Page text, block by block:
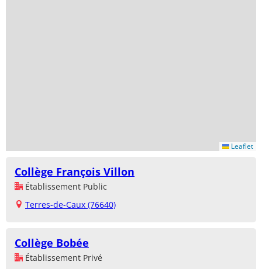
Leaflet
Collège François Villon
Établissement Public
Terres-de-Caux (76640)
Collège Bobée
Établissement Privé